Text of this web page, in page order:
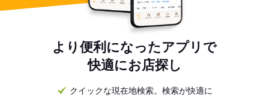
より便利になったアプリで
快適にお店探し
クイックな現在地検索。検索が快適に